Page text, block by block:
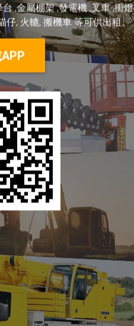
,金屬棚架 ,發電機 ,叉車 ,街燈
仔, 火轆, 搬機車 等可供出租。